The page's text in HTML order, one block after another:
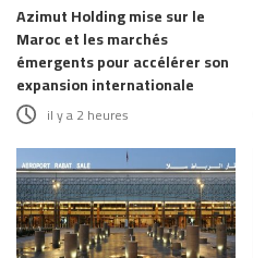
Azimut Holding mise sur le
Maroc et les marchés
émergents pour accélérer son
expansion internationale
il y a 2 heures